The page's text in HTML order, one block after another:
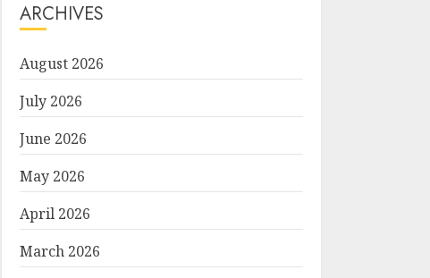
ARCHIVES
August 2026
July 2026
June 2026
May 2026
April 2026
March 2026